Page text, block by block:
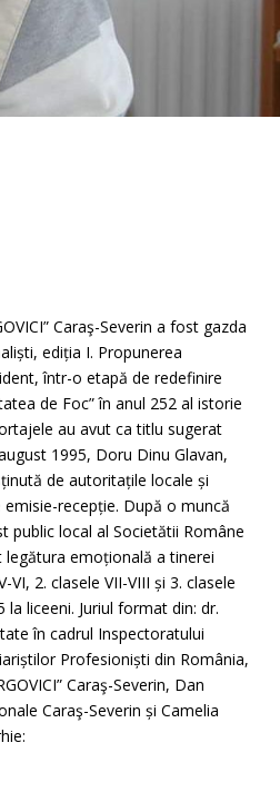
Caraş-Severin a fost gazda
ediția I. Propunerea
într-o etapă de redefinire
de Foc” în anul 252 al istorie
au avut ca titlu sugerat
1995, Doru Dinu Glavan,
de autoritațile locale și
recepție. După o muncă
local al Societătii Române
legătura emoțională a tinerei
2. clasele VII-VIII și 3. clasele
liceeni. Juriul format din: dr.
în cadrul Inspectoratului
Profesioniști din România,
Caraş-Severin, Dan
Caraş-Severin și Camelia